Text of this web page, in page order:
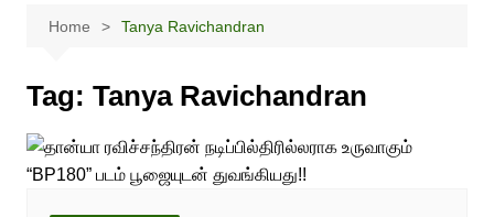
Home Tanya Ravichandran
Tag: Tanya Ravichandran